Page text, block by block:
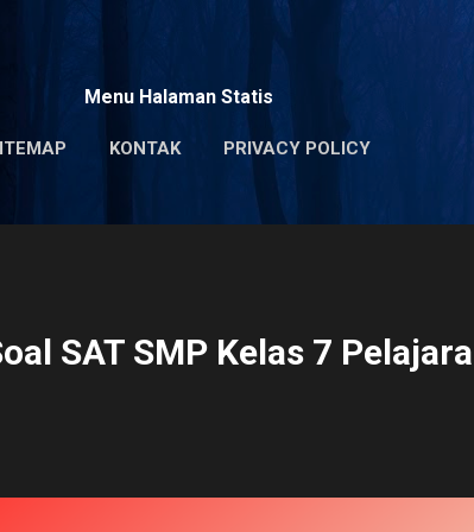
Menu Halaman Statis
KONTAK PRIVACY POLICY
SAT SMP Kelas 7